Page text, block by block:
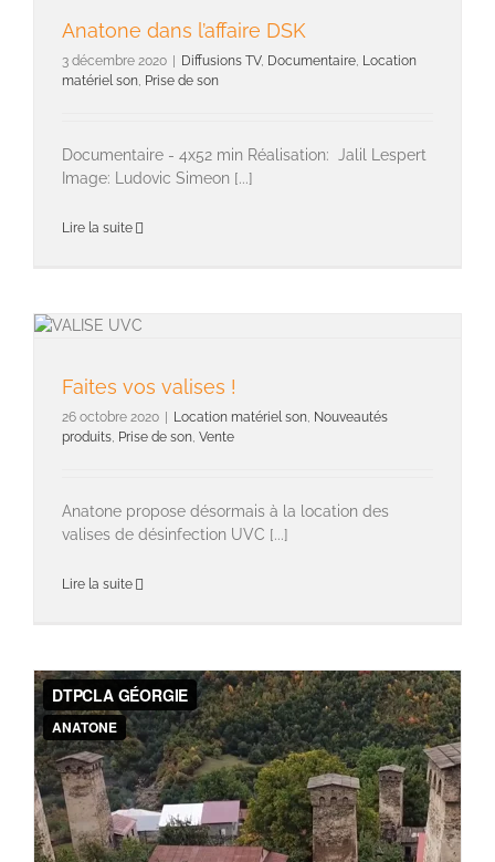
Anatone dans l’affaire DSK
3 décembre 2020 Diffusions TV, Documentaire, Location
matériel son, Prise de son
Documentaire - 4x52 min Réalisation: Jalil Lespert
Image: Ludovic Simeon [...]
Lire la suite
Faites vos valises !
26 octobre 2020 Location matériel son, Nouveautés
produits, Prise de son, Vente
Anatone propose désormais à la location des
valises de désinfection UVC [...]
Lire la suite